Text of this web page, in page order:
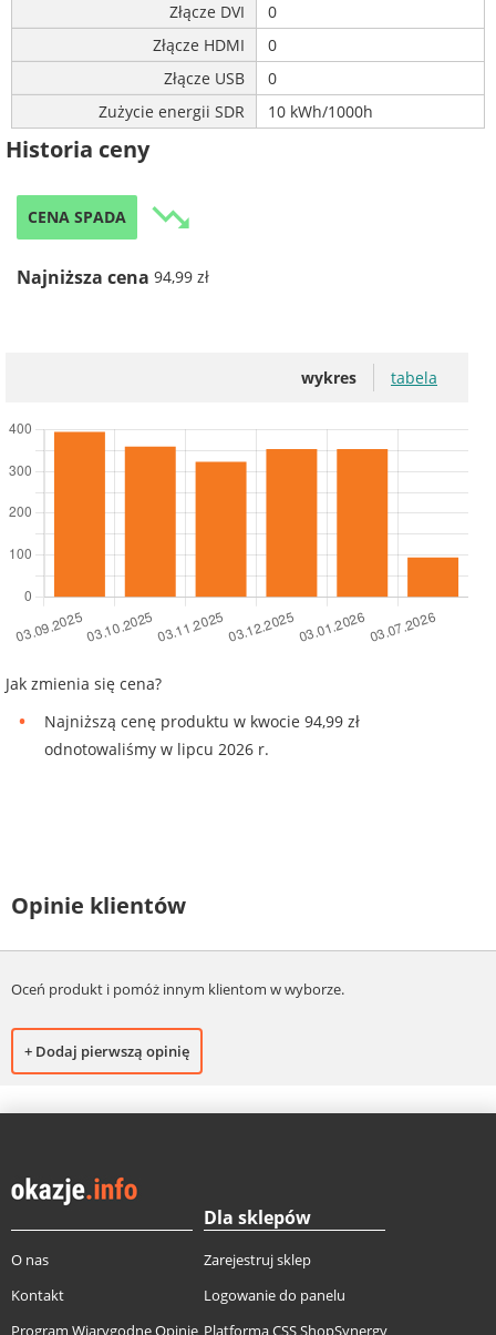
Złącze DVI
0
Złącze HDMI
0
Złącze USB
0
Zużycie energii SDR
10 kWh/1000h
Historia ceny
CENA SPADA trending_down
Najniższa cena 94,99 zł
wykres tabela
Jak zmienia się cena?
Najniższą cenę produktu w kwocie 94,99 zł
odnotowaliśmy w lipcu 2026 r.
Opinie klientów
Oceń produkt i pomóż innym klientom w wyborze.
+ Dodaj pierwszą opinię
O nas
Kontakt
Program Wiarygodne Opinie
Dla sklepów
Zarejestruj sklep
Logowanie do panelu
Platforma CSS ShopSynergy